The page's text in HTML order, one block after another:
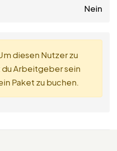
Nein
diesen Nutzer zu
Arbeitgeber sein
Paket zu buchen.